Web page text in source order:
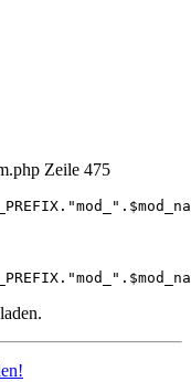
Zeile 475